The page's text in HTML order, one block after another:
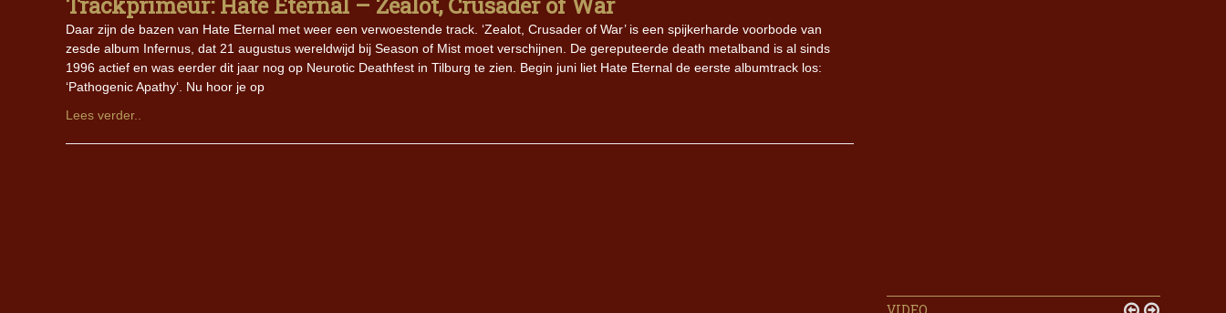
Daar zijn de bazen van Hate Eternal met weer een verwoestende track. ‘Zealot, Crusader of War’ is een spijkerharde voorbode van
zesde album Infernus, dat 21 augustus wereldwijd bij Season of Mist moet verschijnen. De gereputeerde death metalband is al sinds
1996 actief en was eerder dit jaar nog op Neurotic Deathfest in Tilburg te zien. Begin juni liet Hate Eternal de eerste albumtrack los:
‘Pathogenic Apathy‘. Nu hoor je op
Lees verder..